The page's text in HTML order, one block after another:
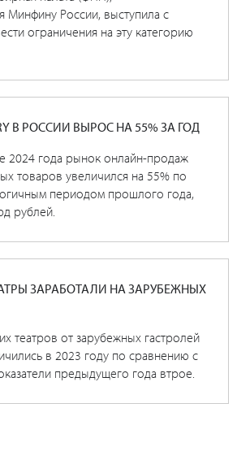
Минфину России, выступила с
ограничения на эту категорию
В РОССИИ ВЫРОС НА 55% ЗА ГОД
2024 года рынок онлайн-продаж
товаров увеличился на 55% по
периодом прошлого года,
рублей.
ЗАРАБОТАЛИ НА ЗАРУБЕЖНЫХ
театров от зарубежных гастролей
в 2023 году по сравнению с
предыдущего года втрое.